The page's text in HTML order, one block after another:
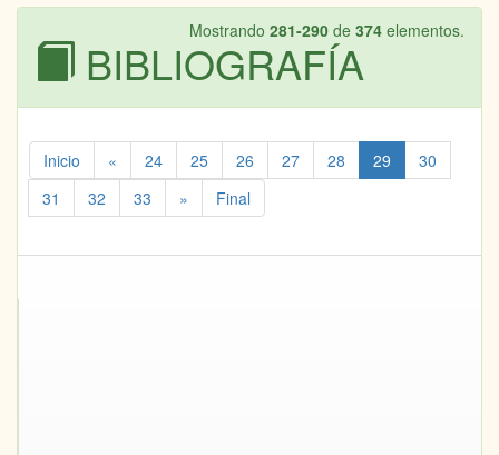
Mostrando 281-290 de 374 elementos.
BIBLIOGRAFÍA
Inicio « 24 25 26 27 28 29
30
31
32 33 » Final